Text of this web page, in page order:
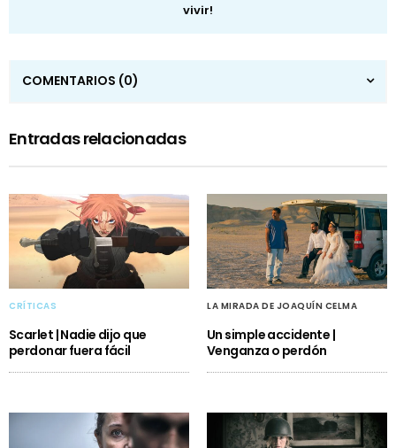
vivir!
COMENTARIOS (0)
Entradas relacionadas
CRÍTICAS
Scarlet | Nadie dijo que
perdonar fuera fácil
LA MIRADA DE JOAQUÍN CELMA
Un simple accidente |
Venganza o perdón